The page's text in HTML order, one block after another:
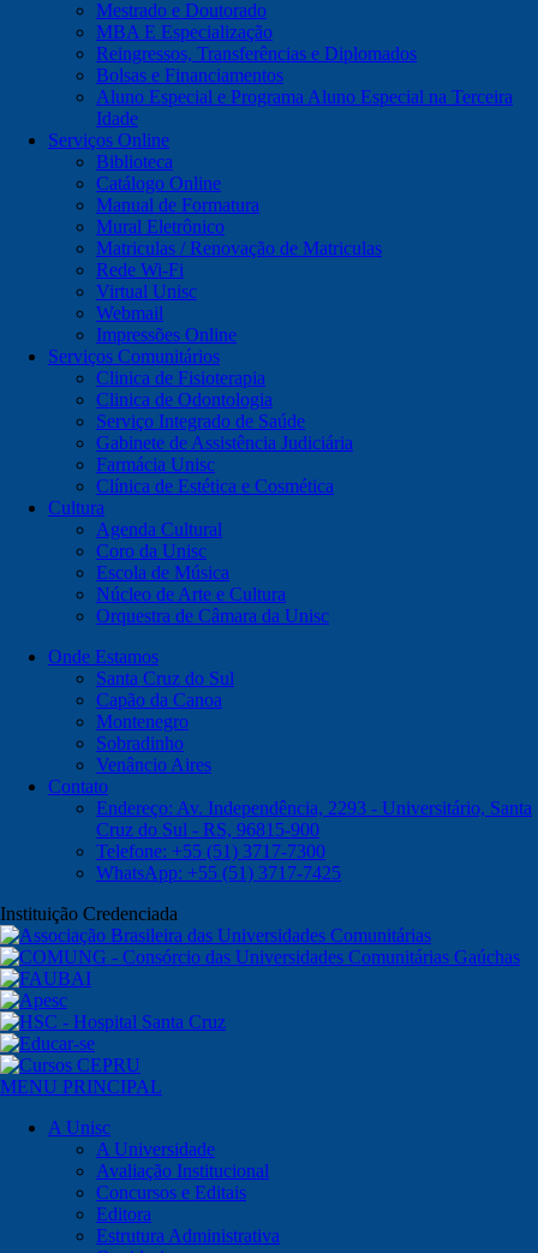
Mestrado e Doutorado
MBA E Especialização
Reingressos, Transferências e Diplomados
Bolsas e Financiamentos
Aluno Especial e Programa Aluno Especial na Terceira
Idade
Serviços Online
Biblioteca
Catálogo Online
Manual de Formatura
Mural Eletrônico
Matriculas / Renovação de Matriculas
Rede Wi-Fi
Virtual Unisc
Webmail
Impressões Online
Serviços Comunitários
Clinica de Fisioterapia
Clinica de Odontologia
Serviço Integrado de Saúde
Gabinete de Assistência Judiciária
Farmácia Unisc
Clínica de Estética e Cosmética
Cultura
Agenda Cultural
Coro da Unisc
Escola de Música
Núcleo de Arte e Cultura
Orquestra de Câmara da Unisc
Onde Estamos
Santa Cruz do Sul
Capão da Canoa
Montenegro
Sobradinho
Venâncio Aires
Contato
Endereço: Av. Independência, 2293 - Universitário, Santa
Cruz do Sul - RS, 96815-900
Telefone: +55 (51) 3717-7300
WhatsApp: +55 (51) 3717-7425
Instituição Credenciada
MENU PRINCIPAL
A Unisc
A Universidade
Avaliação Institucional
Concursos e Editais
Editora
Estrutura Administrativa